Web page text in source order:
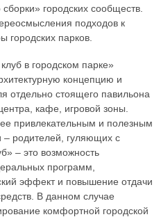
городских сообществ.
подходов к
парков.
в городском парке»
концепцию и
отдельно стоящего павильона
кафе, игровой зоны.
привлекательным и полезным
– родителей, гуляющих с
– это возможность
программ,
эффект и повышение отдачи
В данном случае
комфортной городской